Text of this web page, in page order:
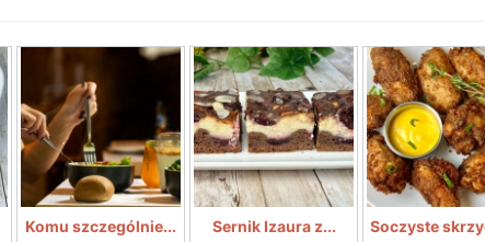
Komu szczególnie... Sernik Izaura z...
Soczyste